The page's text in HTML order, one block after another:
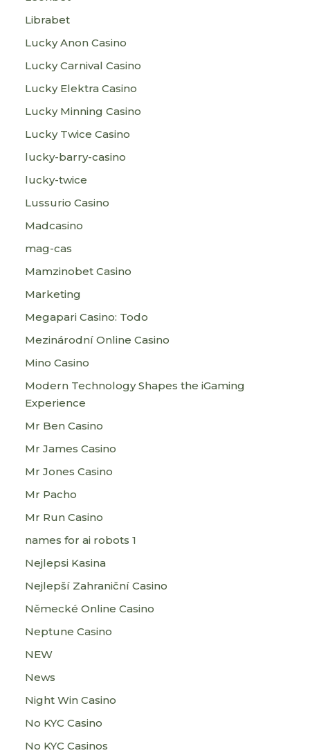
Librabet
Lucky Anon Casino
Lucky Carnival Casino
Lucky Elektra Casino
Lucky Minning Casino
Lucky Twice Casino
lucky-barry-casino
lucky-twice
Lussurio Casino
Madcasino
mag-cas
Mamzinobet Casino
Marketing
Megapari Casino: Todo
Mezinárodní Online Casino
Mino Casino
Modern Technology Shapes the iGaming
Experience
Mr Ben Casino
Mr James Casino
Mr Jones Casino
Mr Pacho
Mr Run Casino
names for ai robots 1
Nejlepsi Kasina
Nejlepší Zahraniční Casino
Německé Online Casino
Neptune Casino
NEW
News
Night Win Casino
No KYC Casino
No KYC Casinos